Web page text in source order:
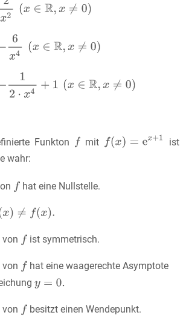
Funkton mit
ist
wahr:
hat eine Nullstelle.
von ist symmetrisch.
von
hat eine waagerechte Asymptote
von
besitzt einen Wendepunkt.